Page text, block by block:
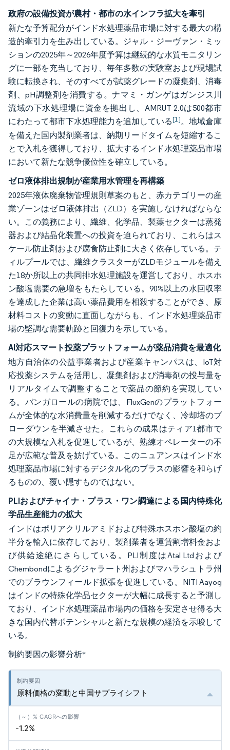
政府の設備投資が農村・都市の水インフラ拡大を牽引
新たな予算配分がインド水処理薬品市場に対する最大の構
造的牽引力を生み出している。ジャル・ジーヴァン・ミッ
ションの2025年～2026年度予算は継続的な水質モニタリン
グに一部を充当しており、毎年多数の実験室および現場試
験に転換され、そのすべてが試薬グレードの凝集剤、消毒
剤、pH調整剤を消費する。ナマミ・ガンゲはガンジス川
流域の下水処理場に資金を拠出し、AMRUT 2.0は500都市
にわたって都市下水処理能力を追加している[1]。地域倉庫
を備えた国内製剤業者は、納期リードタイムを短縮するこ
とで入札を獲得しており、拡大するインド水処理薬品市場
において新たな競争優位性を確立している。
ゼロ液体排出規制が産業用水管理を再構築
2025年液体廃棄物管理規則草案のもと、赤カテゴリーの産
業ゾーンはゼロ液体排出（ZLD）を実施しなければならな
い。この義務により、繊維、化学品、製薬セクターは蒸発
器および結晶化装置への投資を迫られており、これらはス
ケール防止剤および腐食防止剤に大きく依存している。テ
ィルプールでは、繊維クラスターがZLDモジュールを備え
た18か所以上の共同排水処理施設を運営しており、ホスホ
ン酸塩需要の急増をもたらしている。90%以上の水回収率
を達成した企業は高い薬品費用を相殺することができ、原
材料コストの変動に直面しながらも、インド水処理薬品市
場の堅調な需要軌跡と回復力を示している。
AI対応スマート投薬プラットフォームが薬品消費を最適化
地方自治体の公益事業者および産業キャンパスは、IoT対
応投薬システムを活用し、凝集剤および消毒剤の投与量を
リアルタイムで調整することで薬品の節約を実現してい
る。バンガロールの病院では、FluxGenのプラットフォー
ムが全体的な水消費量を削減するだけでなく、冷却塔のブ
ローダウンを半減させた。これらの成果はティア1都市で
の大規模な入札を促進しているが、熟練オペレーターの不
足が広範な普及を妨げている。このニュアンスはインド水
処理薬品市場に対するデジタル化のプラスの影響を和らげ
るものの、覆い隠すものではない。
PLIおよびチャイナ・プラス・ワン調達による国内特殊化
学品生産能力の拡大
インドはポリアクリルアミドおよび特殊ホスホン酸塩の約
半分を輸入に依存しており、製剤業者を運賃割増料金およ
び供給途絶にさらしている。PLI制度はAtal Ltdおよび
Chembondによるグジャラート州およびマハラシュトラ州
でのブラウンフィールド拡張を促進している。NITI Aayog
はインドの特殊化学品セクターが大幅に成長すると予測し
ており、インド水処理薬品市場内の価格を安定させ得る大
きな国内代替ポテンシャルと新たな規模の経済を示唆して
いる。
制約要因の影響分析*
原料価格の変動と中国サプライシフト
-1.2%